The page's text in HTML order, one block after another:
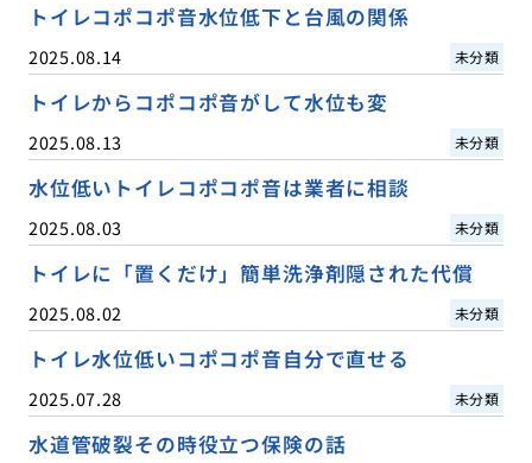
トイレコポコポ音水位低下と台風の関係
2025.08.14 未分類
トイレからコポコポ音がして水位も変
2025.08.13 未分類
水位低いトイレコポコポ音は業者に相談
2025.08.03 未分類
トイレに「置くだけ」簡単洗浄剤隠された代償
2025.08.02 未分類
トイレ水位低いコポコポ音自分で直せる
2025.07.28 未分類
水道管破裂その時役立つ保険の話